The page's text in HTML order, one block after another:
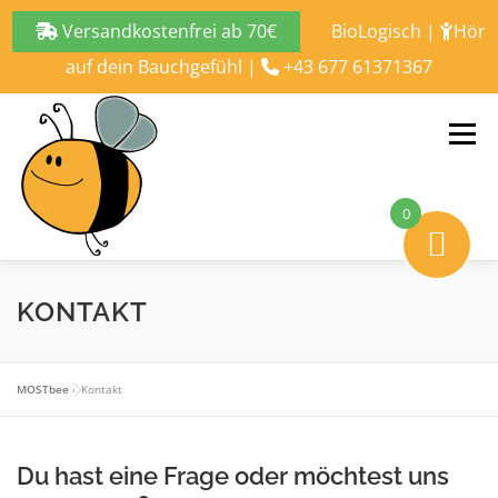
Versandkostenfrei ab 70€ BioLogisch |
Hör
auf dein Bauchgefühl | +43 677 61371367
springen
Menü
ALLES ÜBER
KONTAKT
MOSTbee »Kontakt
Du hast eine Frage oder möchtest uns
0